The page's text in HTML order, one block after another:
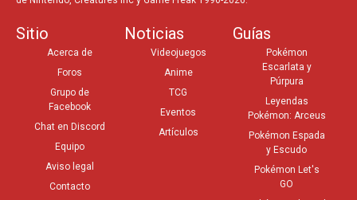
Sitio
Acerca de
Foros
Grupo de
Facebook
Chat en Discord
Equipo
Aviso legal
Contacto
Noticias
Videojuegos
Anime
TCG
Eventos
Artículos
Guías
Pokémon
Escarlata y
Púrpura
Leyendas
Pokémon: Arceus
Pokémon Espada
y Escudo
Pokémon Let's
GO